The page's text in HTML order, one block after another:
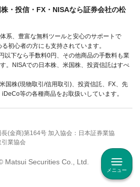
メニュー
・投信・FX・NISAなら証券会社の松
系、豊富な無料ツールと安心のサポートで
初心者の方にも支持されています。
以下なら手数料0円、その他商品の手数料も業
。NISAでの日本株、米国株、投資信託はすべ
国株(現物取引/信用取引)、投資信託、FX、先
等の各種商品をお取扱いしています。
(金商)第164号 加入協会：日本証券業協
引業協会
Matsui Securities Co., Ltd.